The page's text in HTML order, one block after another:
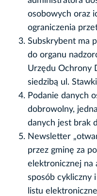
osobowych oraz
ograniczenia
Subskrybent ma
do organu
Urzędu Ochrony
siedzibą ul.
Podanie danych
dobrowolny,
danych jest brak
Newsletter
przez gminę za
elektronicznej na
sposób cykliczny
listu